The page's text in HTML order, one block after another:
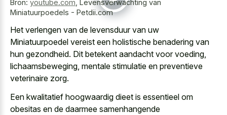
Bron: youtube.com Levensverwachting van
Miniatuurpoedels - Petdii.com
Het verlengen van de levensduur van uw
Miniatuurpoedel vereist een holistische benadering van
hun gezondheid. Dit betekent aandacht voor voeding,
lichaamsbeweging, mentale stimulatie en preventieve
veterinaire zorg.
Een kwalitatief hoogwaardig dieet is essentieel om
obesitas en de daarmee samenhangende